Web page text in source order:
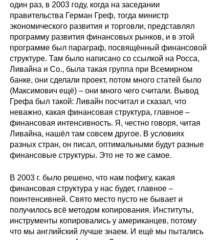
один раз, в 2003 году, когда на заседании
правительства Герман Греф, тогда министр
экономического развития и торговли, представлял
программу развития финансовых рынков, и в этой
программе был параграф, посвящённый финансовой
структуре. Там было написано со ссылкой на Росса,
Ливайна и Со., была такая группа при Всемирном
банке, они сделали проект, потом много статей было
(Максимович ещё) – они много чего считали. Вывод
Грефа был такой: Ливайн посчитал и сказал, что
неважно, какая финансовая структура, главное –
финансовая интенсивность. Я, честно говоря, читая
Ливайна, нашёл там совсем другое. В условиях
разных стран, он писал, оптимальными будут разные
финансовые структуры. Это не то же самое.
В 2003 г. было решено, что нам пофигу, какая
финансовая структура у нас будет, главное –
поинтенсивней. Свято место пусто не бывает и
получилось всё методом копирования. Институты,
инструменты копировались у американцев, потому
что мы английский лучше знаем. И ещё мы пытались